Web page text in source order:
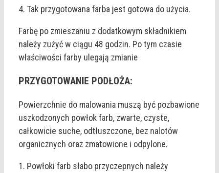
4. Tak przygotowana farba jest gotowa do użycia.
Farbę po zmieszaniu z dodatkowym składnikiem
należy zużyć w ciągu 48 godzin. Po tym czasie
właściwości farby ulegają zmianie
PRZYGOTOWANIE PODŁOŻA:
Powierzchnie do malowania muszą być pozbawione
uszkodzonych powłok farb, zwarte, czyste,
całkowicie suche, odtłuszczone, bez nalotów
organicznych oraz zmatowione i odpylone.
1. Powłoki farb słabo przyczepnych należy